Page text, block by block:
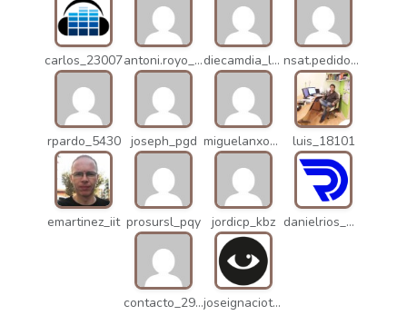
carlos_23007 antoni.royo_10023 diecamdia_l27 nsat.pedidos_1235
rpardo_5430 joseph_pgd miguelanxogomez_21982 luis_18101
emartinez_iit prosursl_pqy jordicp_kbz danielrios_mqb
contacto_2906 joseignaciot_q66